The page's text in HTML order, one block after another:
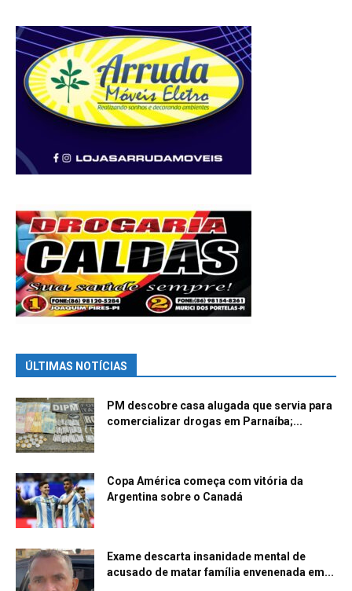
ÚLTIMAS NOTÍCIAS
PM descobre casa alugada que servia para
comercializar drogas em Parnaíba;...
Copa América começa com vitória da
Argentina sobre o Canadá
Exame descarta insanidade mental de
acusado de matar família envenenada em...